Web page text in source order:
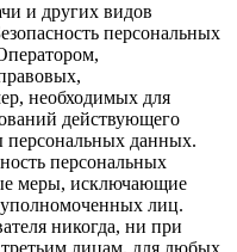
и других видов
персональных
необходимых для
действующего
персональных данных.
персональных
меры, исключающие
лиц.
никогда, ни при